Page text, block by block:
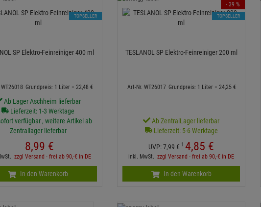
SP Elektro-Feinreiniger 400 ml
Grundpreis: 1 Liter = 22,48 €
Ab Lager Aschheim lieferbar
Lieferzeit: 1-3 Werktage
verfügbar , weitere Artikel ab
Zentrallager lieferbar
8,99 €
zzgl Versand - frei ab 90,-€ in DE
TOPSELLER
In den Warenkorb
TESLANOL SP Elektro-Feinreiniger 200 ml
Art-Nr. WT26017 Grundpreis: 1 Liter =24,25 €
Ab ZentralLager lieferbar
Lieferzeit: 5-6 Werktage
UVP:7,99 € 1 4,85 €
inkl. MwSt.zzgl Versand - frei ab 90,-€ in DE
- 39 %
TOPSELLER
In den Warenkorb